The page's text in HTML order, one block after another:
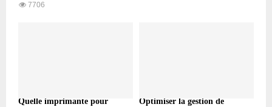
7706
Quelle imprimante pour
Optimiser la gestion de